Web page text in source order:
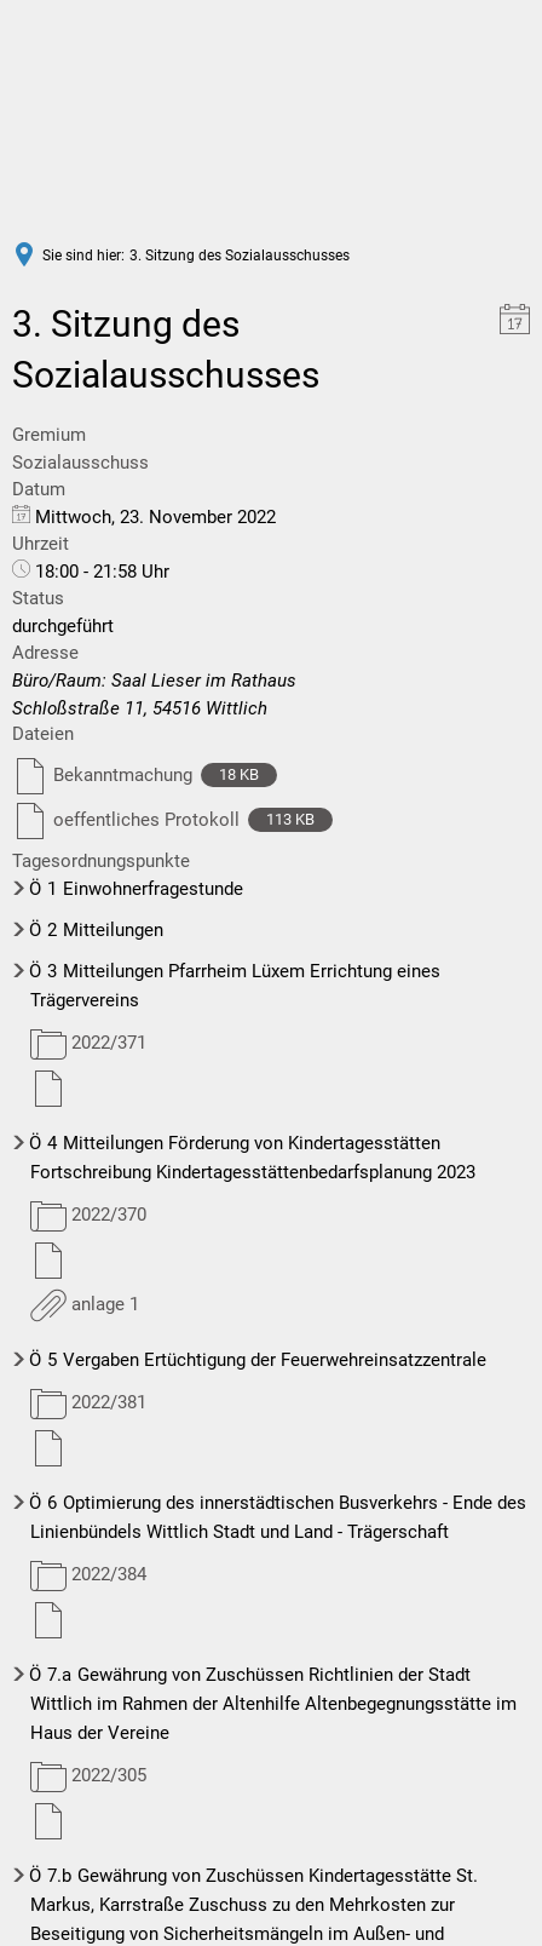
Sie sind hier: 3. Sitzung des Sozialausschusses
3. Sitzung des
Sozialausschusses
Gremium
Sozialausschuss
Datum
Mittwoch, 23. November 2022
Uhrzeit
18:00 - 21:58 Uhr
Status
durchgeführt
Adresse
Büro/Raum: Saal Lieser im Rathaus
Schloßstraße 11, 54516 Wittlich
Dateien
Bekanntmachung
18 KB
oeffentliches Protokoll 113 KB
Tagesordnungspunkte
Ö 1 Einwohnerfragestunde
Ö 2 Mitteilungen
Ö 3 Mitteilungen Pfarrheim Lüxem Errichtung eines
Trägervereins
2022/371
Ö 4 Mitteilungen Förderung von Kindertagesstätten
Fortschreibung Kindertagesstättenbedarfsplanung 2023
2022/370
anlage 1
Ö 5 Vergaben Ertüchtigung der Feuerwehreinsatzzentrale
2022/381
Ö 6 Optimierung des innerstädtischen Busverkehrs - Ende des
Linienbündels Wittlich Stadt und Land - Trägerschaft
2022/384
Ö 7.a Gewährung von Zuschüssen Richtlinien der Stadt
Wittlich im Rahmen der Altenhilfe Altenbegegnungsstätte im
Haus der Vereine
2022/305
Ö 7.b Gewährung von Zuschüssen Kindertagesstätte St.
Markus, Karrstraße Zuschuss zu den Mehrkosten zur
Beseitigung von Sicherheitsmängeln im Außen- und